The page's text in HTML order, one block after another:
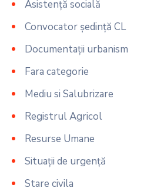
Asistență socială
Convocator ședință CL
Documentații urbanism
Fara categorie
Mediu si Salubrizare
Registrul Agricol
Resurse Umane
Situații de urgență
Stare civila